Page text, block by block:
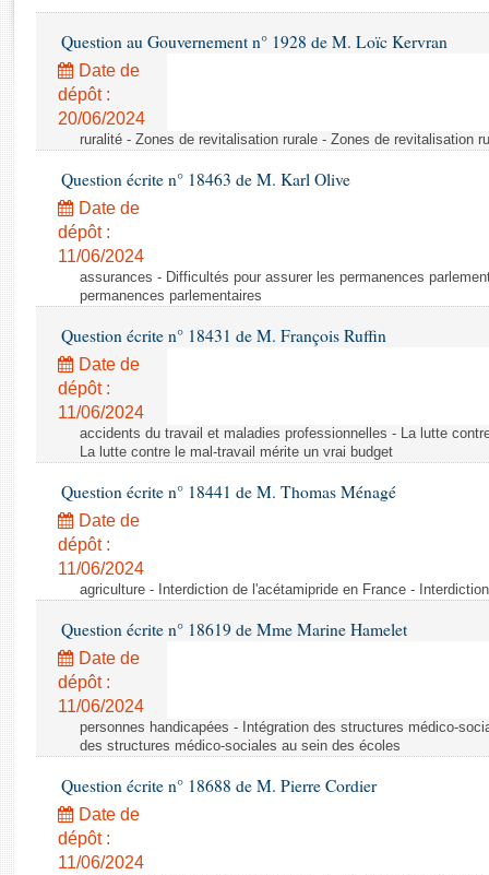
Baromètre de l’application des lois
Dossiers législatifs
Budget et sécurité sociale
Questions écrites et orales
Comptes rendus des débats
Question au Gouvernement n° 1928 de M. Loïc Kervran
Date de
dépôt :
20/06/2024
ruralité - Zones de revitalisation rurale - Zones de revitalisation
Question écrite n° 18463 de M. Karl Olive
Date de
dépôt :
11/06/2024
assurances - Difficultés pour assurer les permanences
permanences parlementaires
Question écrite n° 18431 de M. François Ruffin
Date de
dépôt :
11/06/2024
accidents du travail et maladies professionnelles - La lutte
La lutte contre le mal-travail mérite un vrai budget
Question écrite n° 18441 de M. Thomas Ménagé
Date de
dépôt :
11/06/2024
agriculture - Interdiction de l'acétamipride en France -
Question écrite n° 18619 de Mme Marine Hamelet
Date de
dépôt :
11/06/2024
personnes handicapées - Intégration des structures médico-
des structures médico-sociales au sein des écoles
Question écrite n° 18688 de M. Pierre Cordier
Date de
dépôt :
11/06/2024